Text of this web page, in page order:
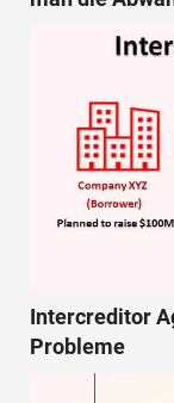
Intercreditor
Probleme